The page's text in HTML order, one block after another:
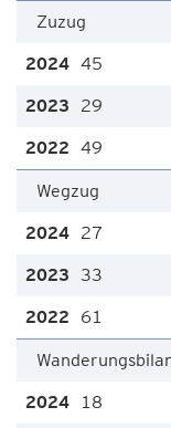
Zuzug
45
29
49
Wegzug
27
33
61
18